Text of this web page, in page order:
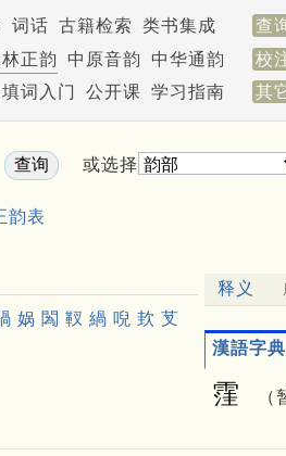
词话 古籍检索 类书集成 查
正韵 中原音韵 中华通韵 校
填词入门 公开课 学习指南 其
或选择
韵表
娲 䦱 靫 緺 唲 㰪 芆
释义
漢語字典
䨟 （